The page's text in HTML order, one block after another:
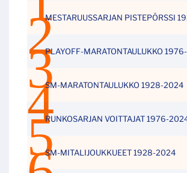
MESTARUUSSARJAN PISTEPÖRSSI
PLAYOFF-MARATONTAULUKKO
SM-MARATONTAULUKKO 1928-2024
RUNKOSARJAN VOITTAJAT 1976-
SM-MITALIJOUKKUEET 1928-2024